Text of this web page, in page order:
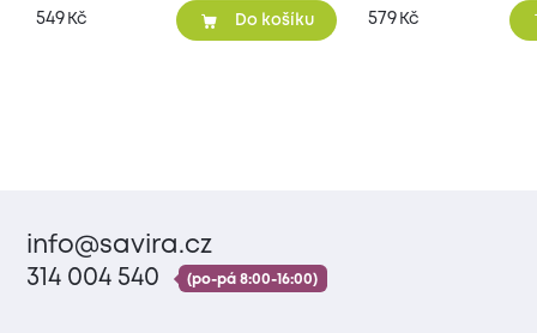
549 Kč Do košíku 579 Kč
info@savira.cz
314 004 540
(po-pá 8:00-16:00)